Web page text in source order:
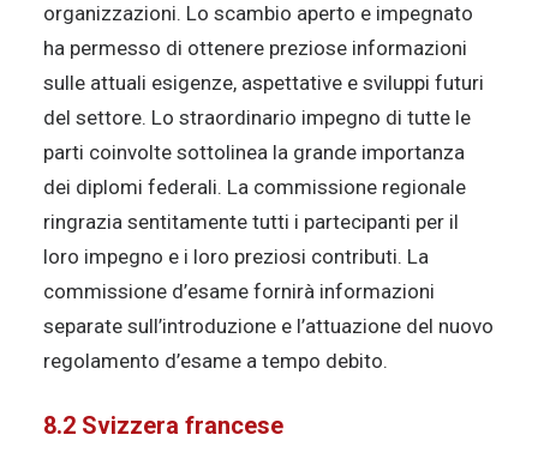
organizzazioni. Lo scambio aperto e impegnato
ha permesso di ottenere preziose informazioni
sulle attuali esigenze, aspettative e sviluppi futuri
del settore. Lo straordinario impegno di tutte le
parti coinvolte sottolinea la grande importanza
dei diplomi federali. La commissione regionale
ringrazia sentitamente tutti i partecipanti per il
loro impegno e i loro preziosi contributi. La
commissione d’esame fornirà informazioni
separate sull’introduzione e l’attuazione del nuovo
regolamento d’esame a tempo debito.
8.2 Svizzera francese